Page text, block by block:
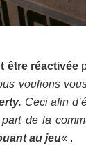
être réactivée
voulions
. Ceci afin
de la
au jeu« .